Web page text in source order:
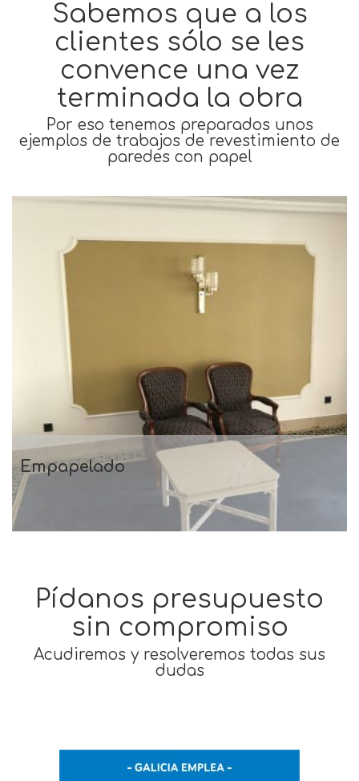
Sabemos que a los
clientes sólo se les
convence una vez
terminada la obra
Por eso tenemos preparados unos
ejemplos de trabajos de revestimiento de
paredes con papel
Empapelado
Empapelado
Pídanos presupuesto
sin compromiso
Acudiremos y resolveremos todas sus
dudas